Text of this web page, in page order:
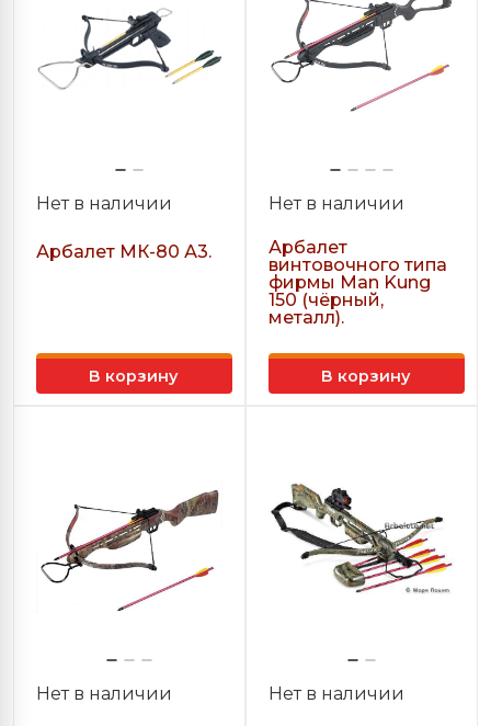
Нет в наличии
Арбалет МК-80 А3.
В корзину
Нет в наличии
Арбалет
винтовочного типа
фирмы Man Kung
150 (чёрный,
металл).
В корзину
Нет в наличии Нет в наличии